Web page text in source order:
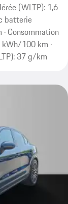
(WLTP): 1,6
batterie
Consommation
100 km ·
37 g/km